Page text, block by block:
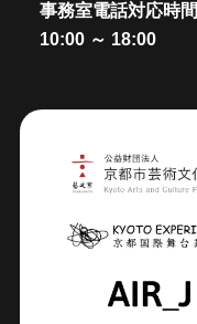
事務室電話対応時間
10:00 ～ 18:00